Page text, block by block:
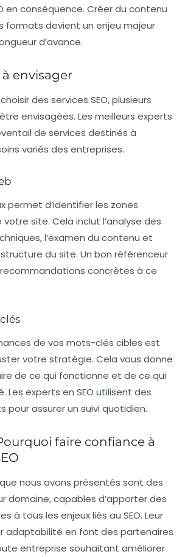
en conséquence. Créer du contenu
formats devient un enjeu majeur
d’avance.
à envisager
des services SEO, plusieurs
envisagées. Les meilleurs experts
de services destinés à
variés des entreprises.
permet d’identifier les zones
site. Cela inclut l’analyse des
l’examen du contenu et
du site. Un bon référenceur
concrètes à ce
de vos mots-clés cibles est
votre stratégie. Cela vous donne
de ce qui fonctionne et de ce qui
Les experts en SEO utilisent des
pour assurer un suivi quotidien.
faire confiance à
nous avons présentés sont des
domaine, capables d’apporter des
à tous les enjeux liés au SEO. Leur
adaptabilité en font des partenaires
entreprise souhaitant améliorer